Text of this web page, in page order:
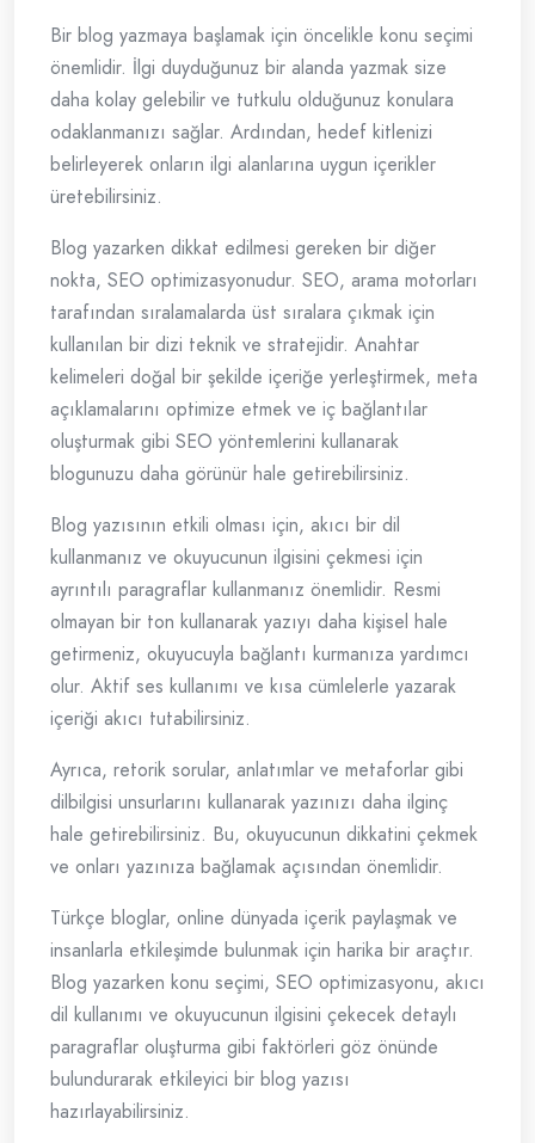
Bir blog yazmaya başlamak için öncelikle konu seçimi
önemlidir. İlgi duyduğunuz bir alanda yazmak size
daha kolay gelebilir ve tutkulu olduğunuz konulara
odaklanmanızı sağlar. Ardından, hedef kitlenizi
belirleyerek onların ilgi alanlarına uygun içerikler
üretebilirsiniz.
Blog yazarken dikkat edilmesi gereken bir diğer
nokta, SEO optimizasyonudur. SEO, arama motorları
tarafından sıralamalarda üst sıralara çıkmak için
kullanılan bir dizi teknik ve stratejidir. Anahtar
kelimeleri doğal bir şekilde içeriğe yerleştirmek, meta
açıklamalarını optimize etmek ve iç bağlantılar
oluşturmak gibi SEO yöntemlerini kullanarak
blogunuzu daha görünür hale getirebilirsiniz.
Blog yazısının etkili olması için, akıcı bir dil
kullanmanız ve okuyucunun ilgisini çekmesi için
ayrıntılı paragraflar kullanmanız önemlidir. Resmi
olmayan bir ton kullanarak yazıyı daha kişisel hale
getirmeniz, okuyucuyla bağlantı kurmanıza yardımcı
olur. Aktif ses kullanımı ve kısa cümlelerle yazarak
içeriği akıcı tutabilirsiniz.
Ayrıca, retorik sorular, anlatımlar ve metaforlar gibi
dilbilgisi unsurlarını kullanarak yazınızı daha ilginç
hale getirebilirsiniz. Bu, okuyucunun dikkatini çekmek
ve onları yazınıza bağlamak açısından önemlidir.
Türkçe bloglar, online dünyada içerik paylaşmak ve
insanlarla etkileşimde bulunmak için harika bir araçtır.
Blog yazarken konu seçimi, SEO optimizasyonu, akıcı
dil kullanımı ve okuyucunun ilgisini çekecek detaylı
paragraflar oluşturma gibi faktörleri göz önünde
bulundurarak etkileyici bir blog yazısı
hazırlayabilirsiniz.